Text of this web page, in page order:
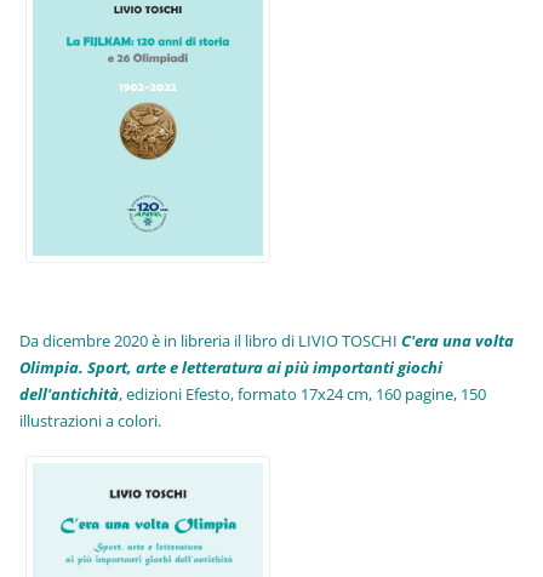
Da dicembre 2020 è in libreria il libro di LIVIO TOSCHIC'era una volta
Olimpia. Sport, arte e letteratura ai più importanti giochi
dell'antichità,edizioni Efesto, formato 17x24 cm, 160 pagine, 150
illustrazioni a colori.